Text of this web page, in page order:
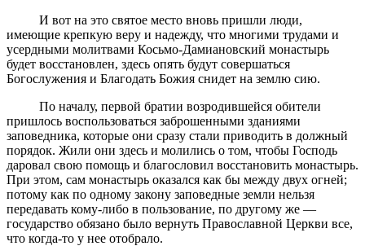
И вот на это святое место вновь пришли люди,
имеющие крепкую веру и надежду, что многими трудами и
усердными молитвами Косьмо-Дамиановский монастырь
будет восстановлен, здесь опять будут совершаться
Богослужения и Благодать Божия снидет на землю сию.
По началу, первой братии возродившейся обители
пришлось воспользоваться заброшенными зданиями
заповедника, которые они сразу стали приводить в должный
порядок. Жили они здесь и молились о том, чтобы Господь
даровал свою помощь и благословил восстановить монастырь.
При этом, сам монастырь оказался как бы между двух огней;
потому как по одному закону заповедные земли нельзя
передавать кому-либо в пользование, по другому же —
государство обязано было вернуть Православной Церкви все,
что когда-то у нее отобрало.